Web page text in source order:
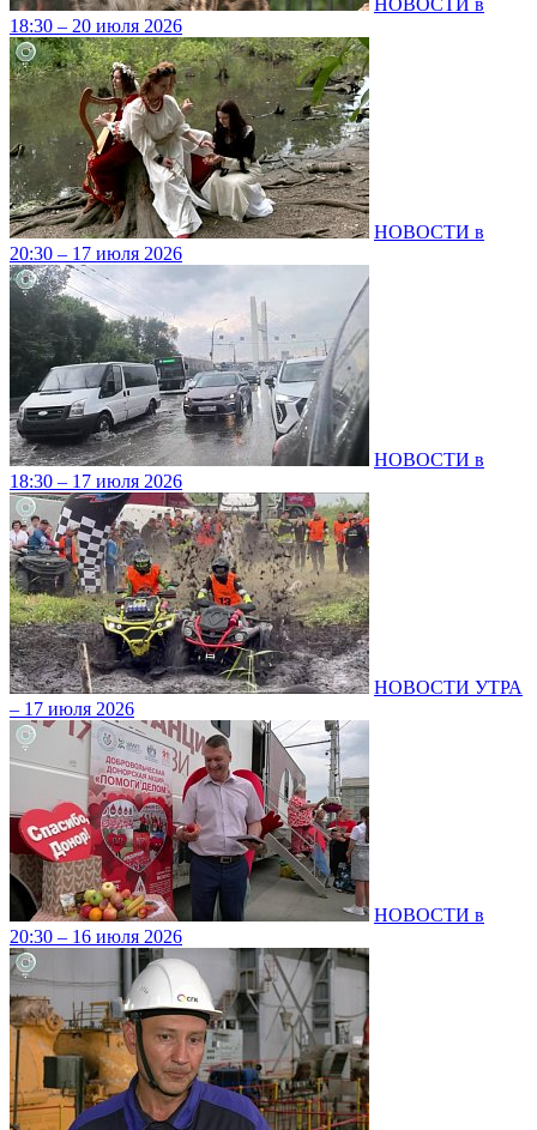
18:30 – 20 июля 2026
НОВОСТИ в
20:30 – 17 июля 2026
НОВОСТИ в
18:30 – 17 июля 2026
НОВОСТИ УТРА
– 17 июля 2026
НОВОСТИ в
20:30 – 16 июля 2026